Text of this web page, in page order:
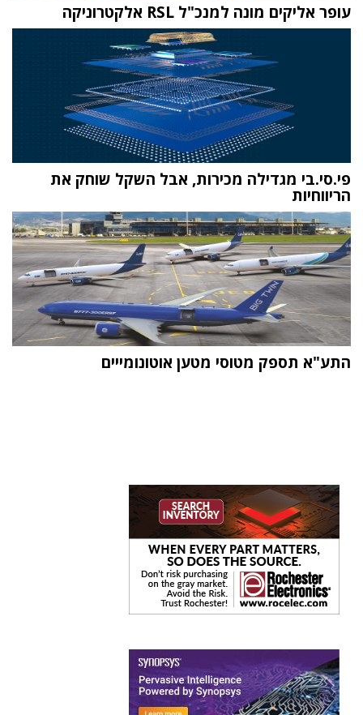
עופר אליקים מונה למנכ"ל RSL אלקטרוניקה
פי.סי.בי מגדילה מכירות, אבל השקל שוחק את
הריווחיות
התע"א תספק מטוסי מטען אוטונומייים